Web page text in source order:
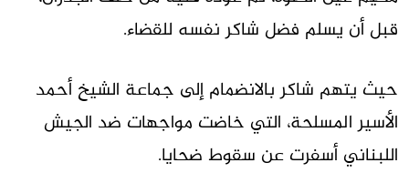
قبل أن يسلم فضل شاكر نفسه للقضاء.
حيث يتهم شاكر بالانضمام إلى جماعة الشيخ أحمد
الأسير المسلحة، التي خاضت مواجهات ضد الجيش
اللبناني أسفرت عن سقوط ضحايا.